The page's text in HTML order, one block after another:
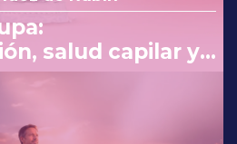
salud capilar y
en la consulta